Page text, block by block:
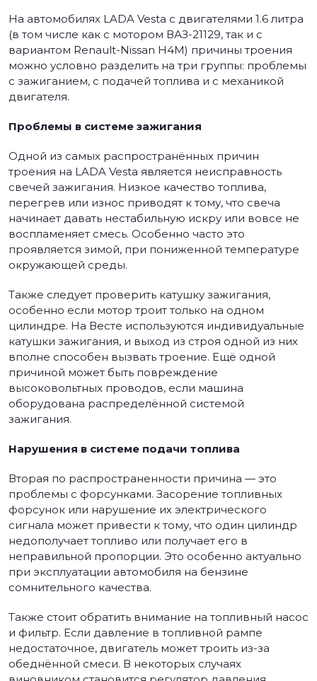
На автомобилях LADA Vesta с двигателями 1.6 литра
(в том числе как с мотором ВАЗ-21129, так и с
вариантом Renault-Nissan H4M) причины троения
можно условно разделить на три группы: проблемы
с зажиганием, с подачей топлива и с механикой
двигателя.
Проблемы в системе зажигания
Одной из самых распространённых причин
троения на LADA Vesta является неисправность
свечей зажигания. Низкое качество топлива,
перегрев или износ приводят к тому, что свеча
начинает давать нестабильную искру или вовсе не
воспламеняет смесь. Особенно часто это
проявляется зимой, при пониженной температуре
окружающей среды.
Также следует проверить катушку зажигания,
особенно если мотор троит только на одном
цилиндре. На Весте используются индивидуальные
катушки зажигания, и выход из строя одной из них
вполне способен вызвать троение. Ещё одной
причиной может быть повреждение
высоковольтных проводов, если машина
оборудована распределённой системой
зажигания.
Нарушения в системе подачи топлива
Вторая по распространенности причина — это
проблемы с форсунками. Засорение топливных
форсунок или нарушение их электрического
сигнала может привести к тому, что один цилиндр
недополучает топливо или получает его в
неправильной пропорции. Это особенно актуально
при эксплуатации автомобиля на бензине
сомнительного качества.
Также стоит обратить внимание на топливный насос
и фильтр. Если давление в топливной рампе
недостаточное, двигатель может троить из-за
обеднённой смеси. В некоторых случаях